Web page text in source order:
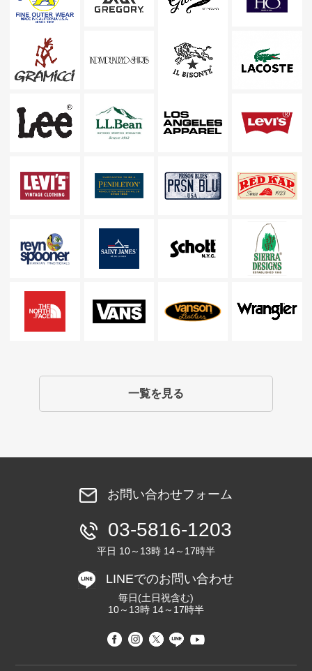
一覧を見る
お問い合わせフォーム
03-5816-1203
平日 10～13時 14～17時半
LINEでのお問い合わせ
毎日(土日祝含む)
10～13時 14～17時半